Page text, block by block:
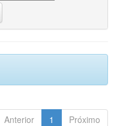
Anterior 1 Próximo